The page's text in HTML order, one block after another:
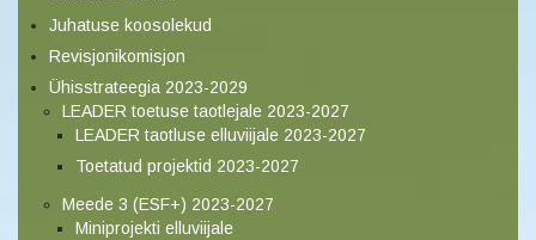
Juhatuse koosolekud
Revisjonikomisjon
Ühisstrateegia 2023-2029
LEADER toetuse taotlejale 2023-2027
LEADER taotluse elluviijale 2023-2027
Toetatud projektid 2023-2027
Meede 3 (ESF+) 2023-2027
Miniprojekti elluviijale